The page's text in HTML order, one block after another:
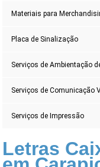
Materiais para
Placa de Sinalização
Serviços de Ambientação
Serviços de Comunicação
Serviços de Impressão
Letras